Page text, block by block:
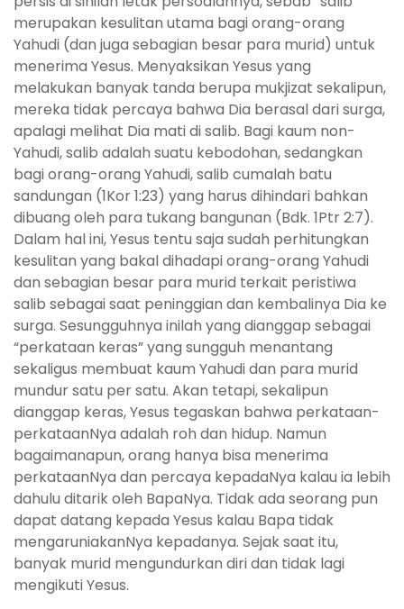
merupakan kesulitan utama bagi orang-orang
Yahudi (dan juga sebagian besar para murid) untuk
menerima Yesus. Menyaksikan Yesus yang
melakukan banyak tanda berupa mukjizat sekalipun,
mereka tidak percaya bahwa Dia berasal dari surga,
apalagi melihat Dia mati di salib. Bagi kaum non-
Yahudi, salib adalah suatu kebodohan, sedangkan
bagi orang-orang Yahudi, salib cumalah batu
sandungan (1Kor 1:23) yang harus dihindari bahkan
dibuang oleh para tukang bangunan (Bdk. 1Ptr 2:7).
Dalam hal ini, Yesus tentu saja sudah perhitungkan
kesulitan yang bakal dihadapi orang-orang Yahudi
dan sebagian besar para murid terkait peristiwa
salib sebagai saat peninggian dan kembalinya Dia ke
surga. Sesungguhnya inilah yang dianggap sebagai
“perkataan keras” yang sungguh menantang
sekaligus membuat kaum Yahudi dan para murid
mundur satu per satu. Akan tetapi, sekalipun
dianggap keras, Yesus tegaskan bahwa perkataan-
perkataanNya adalah roh dan hidup. Namun
bagaimanapun, orang hanya bisa menerima
perkataanNya dan percaya kepadaNya kalau ia lebih
dahulu ditarik oleh BapaNya. Tidak ada seorang pun
dapat datang kepada Yesus kalau Bapa tidak
mengaruniakanNya kepadanya. Sejak saat itu,
banyak murid mengundurkan diri dan tidak lagi
mengikuti Yesus.